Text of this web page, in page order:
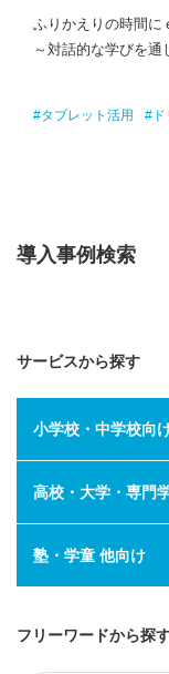
ふりかえりの時間に
～対話的な学びを通
#タブレット活用 #ド
導入事例検索
サービスから探す
小学校・中学校向
高校・大学・専門
塾・学童 他向け
フリーワードから探